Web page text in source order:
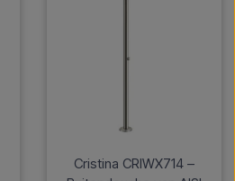
Cristina CRIWX714 –